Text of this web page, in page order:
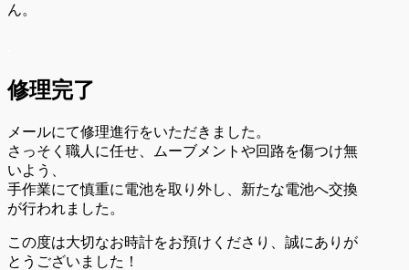
ん。
修理完了
メールにて修理進行をいただきました。
さっそく職人に任せ、ムーブメントや回路を傷つけ無
いよう、
手作業にて慎重に電池を取り外し、新たな電池へ交換
が行われました。
この度は大切なお時計をお預けくださり、誠にありが
とうございました！